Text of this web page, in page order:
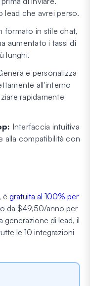
lead che avrei perso.
formato in stile chat,
aumentato i tassi di
lunghi.
e personalizza
all'interno
rapidamente
Interfaccia intuitiva
alla compatibilità con
è gratuita al 100% per
da $49,50/anno per
generazione di lead, il
le 10 integrazioni